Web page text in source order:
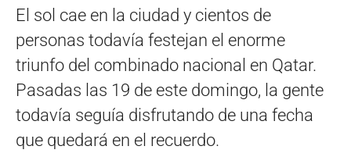
El sol cae en la ciudad y cientos de
personas todavía festejan el enorme
triunfo del combinado nacional en Qatar.
Pasadas las 19 de este domingo, la gente
todavía seguía disfrutando de una fecha
que quedará en el recuerdo.